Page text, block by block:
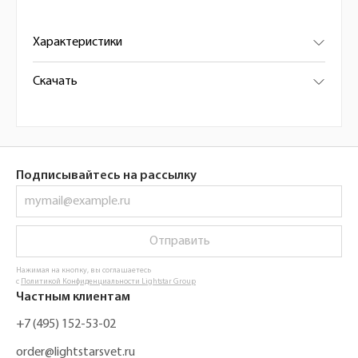
Характеристики
Скачать
Подписывайтесь на рассылку
Отправить
Нажимая на кнопку, вы соглашаетесь
с Политикой Конфиденциальности Lightstar Group
Частным клиентам
+7 (495) 152-53-02
order@lightstarsvet.ru